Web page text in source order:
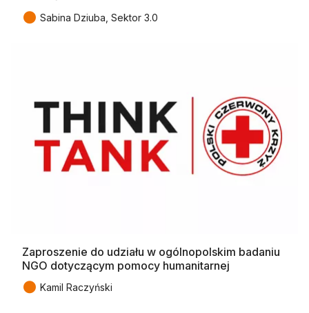
● Sabina Dziuba, Sektor 3.0
Zaproszenie do udziału w ogólnopolskim badaniu
NGO dotyczącym pomocy humanitarnej
● Kamil Raczyński